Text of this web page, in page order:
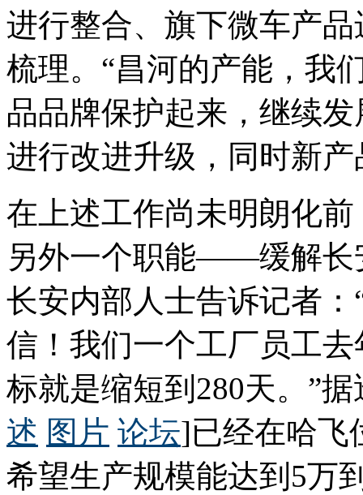
进行整合、旗下微车产
梳理。“昌河的产能，我
品品牌保护起来，继续
进行改进升级，同时新
在上述工作尚未明朗化
另外一个职能——缓解长
长安内部人士告诉记者
信！我们一个工厂员工
标就是缩短到280天。”
述 图片 论坛]已经在哈飞
希望生产规模能达到5万